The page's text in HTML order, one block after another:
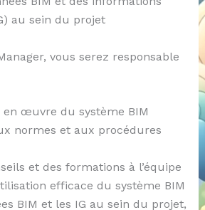
au sein du projet
vous serez responsable
œuvre du système BIM
normes et aux procédures
et des formations à l’équipe
efficace du système BIM
BIM et les IG au sein du projet,